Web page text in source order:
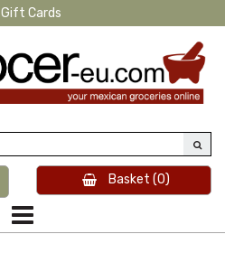
Gift Cards
Basket (0)